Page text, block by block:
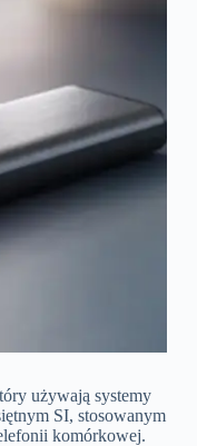
używają systemy
SI, stosowanym
komórkowej.